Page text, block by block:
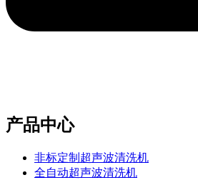
产品中心
非标定制超声波清洗机
全自动超声波清洗机